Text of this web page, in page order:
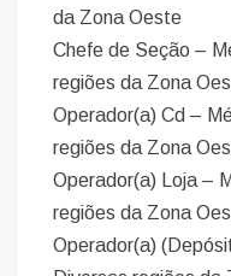
da Zona Oeste
Chefe de Seção –
regiões da Zona
Operador(a) Cd –
regiões da Zona
Operador(a) Loja –
regiões da Zona
Operador(a)